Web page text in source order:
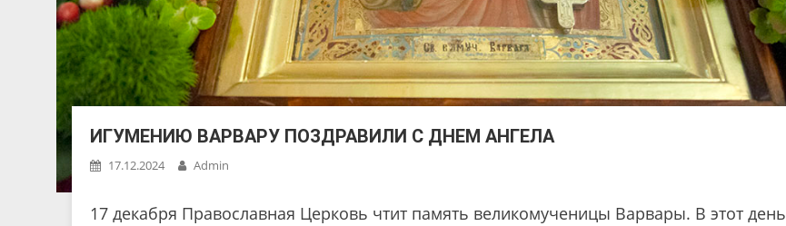
ИГУМЕНИЮ ВАРВАРУ ПОЗДРАВИЛИ С ДНЕМ АНГЕЛА
17.12.2024 Admin
17 декабря Православная Церковь чтит память великомученицы Варвары. В этот день